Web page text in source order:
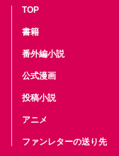
TOP
書籍
番外編小説
公式漫画
投稿小説
アニメ
ファンレターの送り先